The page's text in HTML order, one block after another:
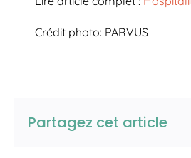
Crédit photo: PARVUS
Partagez cet article